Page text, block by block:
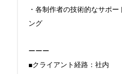
・各制作者の技術的なサポ
ング
ーーー
■クライアント経路：社内